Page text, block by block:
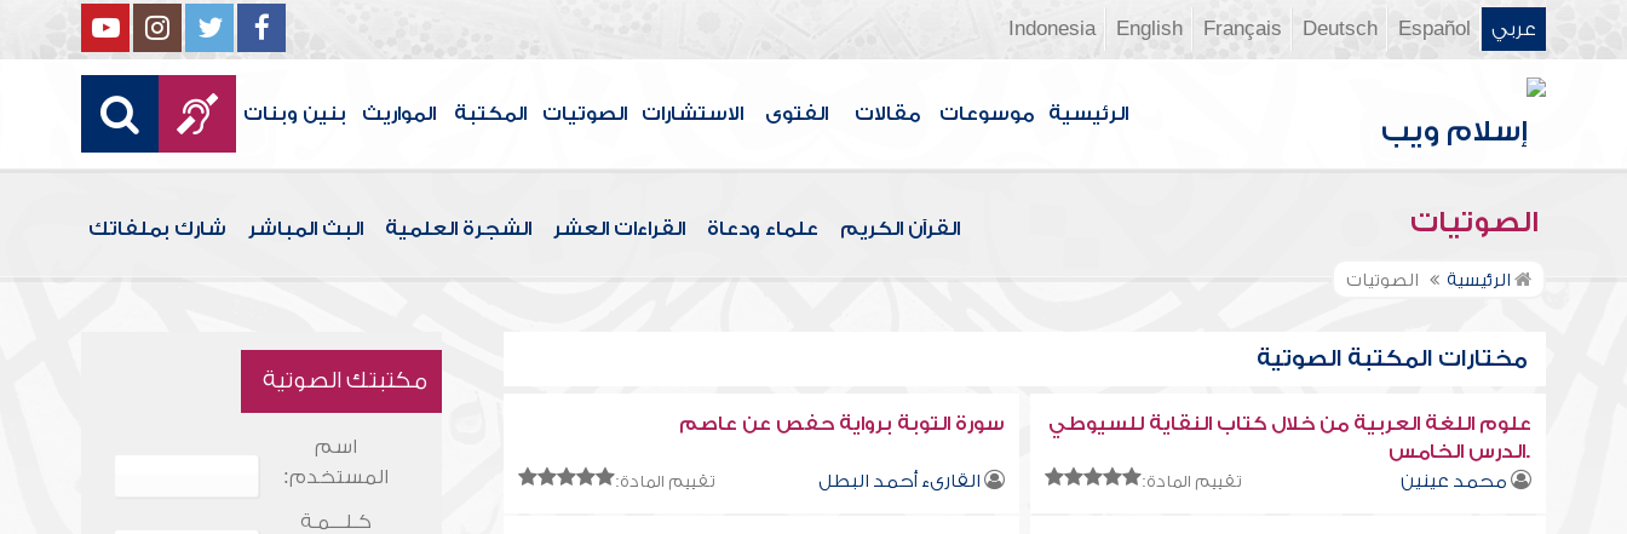
عربي Español
Deutsch
Français
English
Indonesia
الرئيسية موسوعات مقالات الفتوى الاستشارات الصوتيات المكتبة المواريث بنين وبنات
الصوتيات القرآن الكريم علماء ودعاة القراءات العشر الشجرة العلمية البث المباشر شارك بملفاتك
الرئيسية الصوتيات
مختارات المكتبة الصوتية
علوم اللغة العربية من خلال كتاب النقاية للسيوطي
.الدرس الخامس
محمد عينين تقييم المادة:
سورة التوبة برواية حفص عن عاصم
القارىء أحمد البطل تقييم المادة:
مكتبتك الصوتية
اسم
المستخدم:
كـلـــمـة